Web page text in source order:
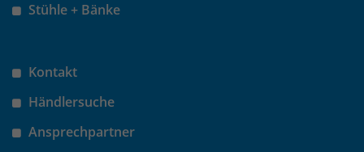
Stühle + Bänke
Kontakt
Händlersuche
Ansprechpartner